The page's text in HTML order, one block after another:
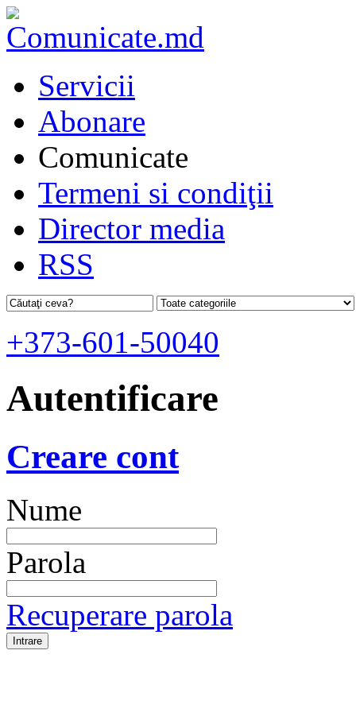
Servicii
Abonare
Comunicate
Termeni si condiţii
Director media
RSS
+373-601-50040
Autentificare
Creare cont
Nume
Parola
Recuperare parola